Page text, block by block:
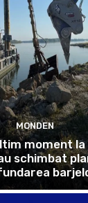
MONDEN
moment la
schimbat